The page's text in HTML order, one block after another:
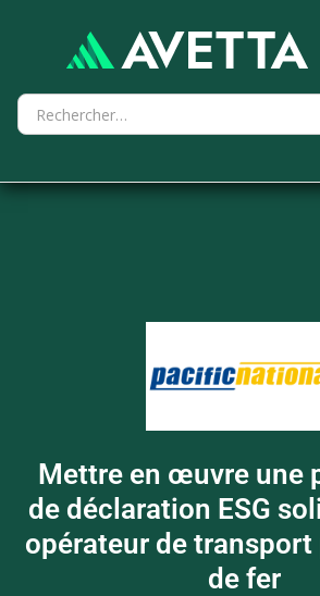
Mettre en œuvre une
de déclaration ESG
opérateur de transport
de fer